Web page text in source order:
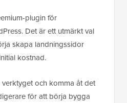
plugin för
Det är ett utmärkt val
skapa landningssidor
kostnad.
och komma åt det
för att börja bygga